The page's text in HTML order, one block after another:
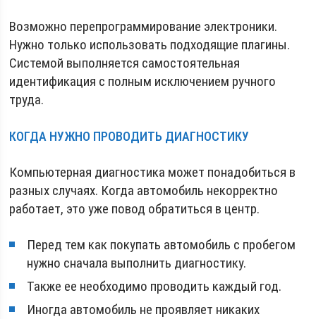
Возможно перепрограммирование электроники.
Нужно только использовать подходящие плагины.
Системой выполняется самостоятельная
идентификация с полным исключением ручного
труда.
КОГДА НУЖНО ПРОВОДИТЬ ДИАГНОСТИКУ
Компьютерная диагностика может понадобиться в
разных случаях. Когда автомобиль некорректно
работает, это уже повод обратиться в центр.
Перед тем как покупать автомобиль с пробегом
нужно сначала выполнить диагностику.
Также ее необходимо проводить каждый год.
Иногда автомобиль не проявляет никаких